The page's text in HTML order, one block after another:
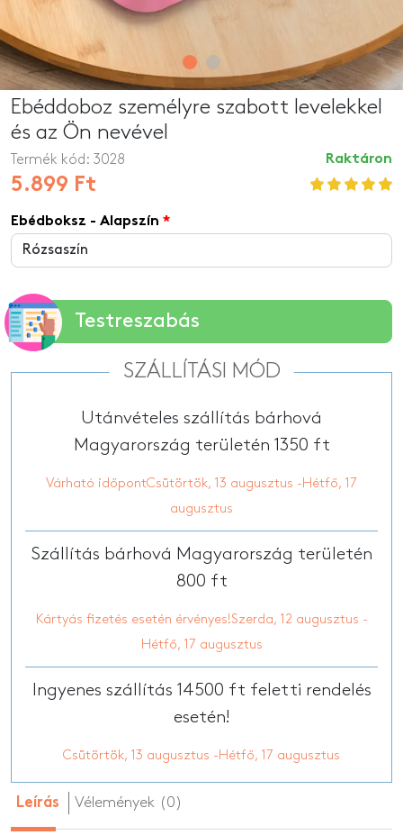
Ebéddoboz személyre szabott levelekkel
és az Ön nevével
Raktáron
Termék kód: 3028
5.899 Ft
Ebédboksz - Alapszín
Testreszabás
SZÁLLÍTÁSI MÓD
Utánvételes szállítás bárhová
Magyarország területén 1350 ft
Várható időpontCsütörtök, 13 augusztus -Hétfő, 17
augusztus
Szállítás bárhová Magyarország területén
800 ft
Kártyás fizetés esetén érvényes!Szerda, 12 augusztus -
Hétfő, 17 augusztus
Ingyenes szállítás 14500 ft feletti rendelés
esetén!
Csütörtök, 13 augusztus -Hétfő, 17 augusztus
Leírás Vélemények (0)